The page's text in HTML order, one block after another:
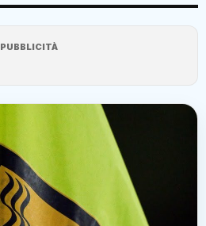
PUBBLICITÀ